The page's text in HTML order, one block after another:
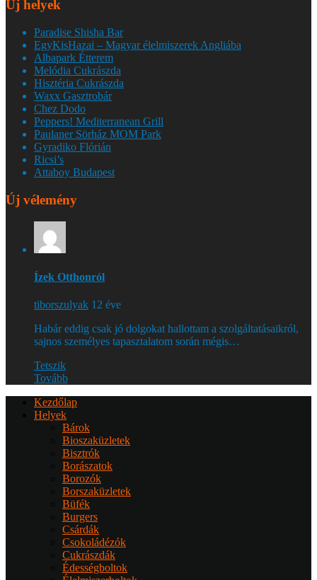
Új helyek
Paradise Shisha Bar
EgyKisHazai – Magyar élelmiszerek Angliába
Albapark Étterem
Melódia Cukrászda
Hisztéria Cukrászda
Waxx Gasztrobár
Chez Dodo
Peppers! Mediterranean Grill
Paulaner Sörház MOM Park
Gyradiko Flórián
Ricsi’s
Attaboy Budapest
Új vélemény
Ízek Otthonról
tiborszulyak 12 éve
Habár eddig csak jó dolgokat hallottam a szolgáltatásaikról,
sajnos személyes tapasztalatom során mégis…
Tetszik
Tovább
Kezdőlap
Helyek
Bárok
Bioszaküzletek
Bisztrók
Borászatok
Borozók
Borszaküzletek
Büfék
Burgers
Csárdák
Csokoládézók
Cukrászdák
Édességboltok